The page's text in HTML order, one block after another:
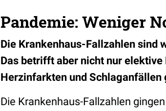
Pandemie: Weniger
Die Krankenhaus-Fallzahlen sind
Das betrifft aber nicht nur
Herzinfarkten und Schlaganfällen
Die Krankenhaus-Fallzahlen